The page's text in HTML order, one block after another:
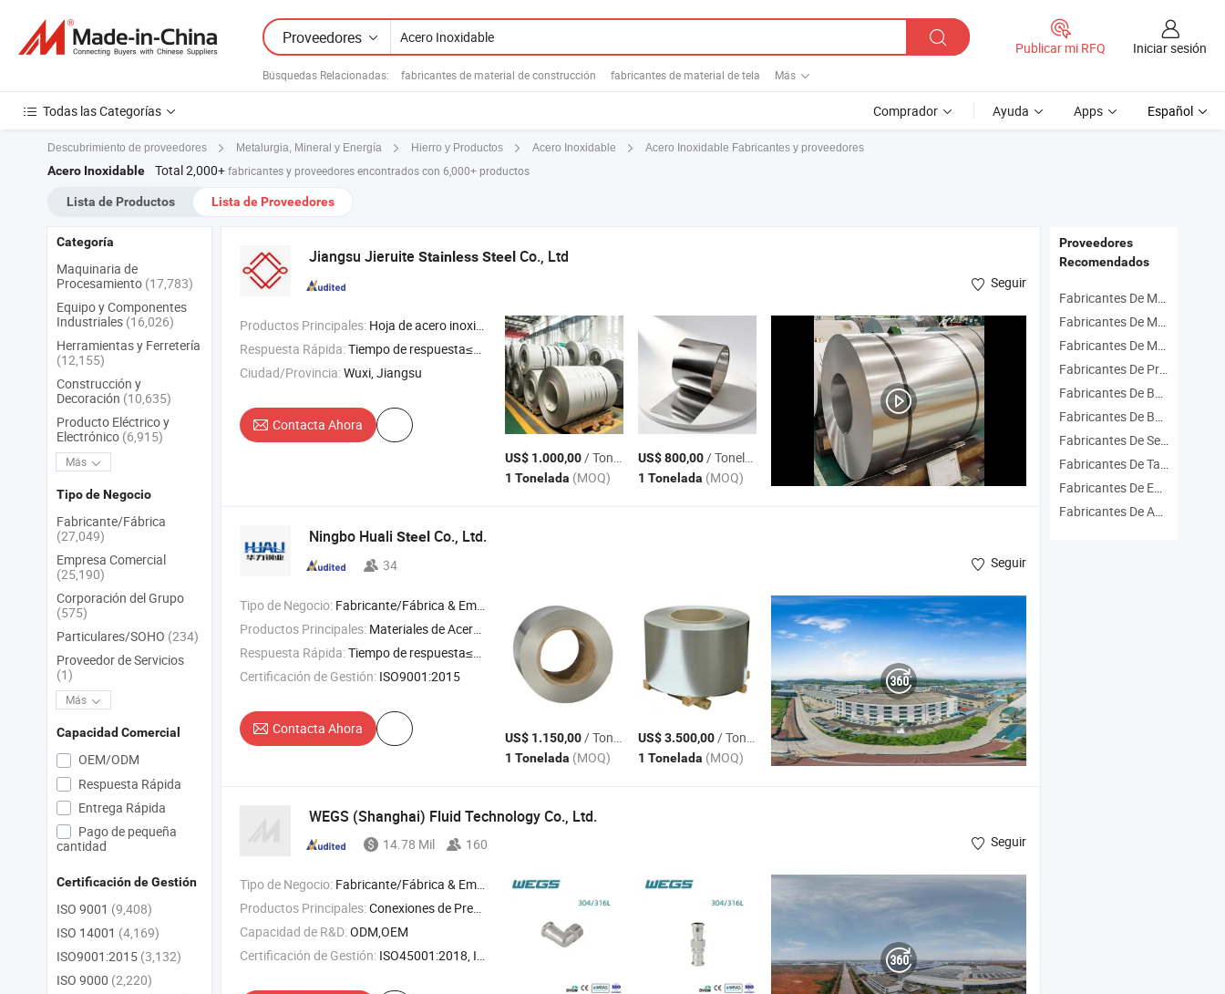
Proveedores
Búsquedas Relacionadas: fabricantes de material de construcción fabricantes de material de tela Más
Publicar mi RFQ Iniciar sesión
Todas las Categorías Comprador Ayuda Apps Español
Descubrimiento de proveedores Metalurgia, Mineral y Energía Hierro y Productos Acero Inoxidable Acero Inoxidable Fabricantes y proveedores
Acero Inoxidable Total 2,000+fabricantes y proveedores encontrados con 6,000+ productos
Lista de Productos Lista de Proveedores
Jiangsu Jieruite Stainless Steel Co., Ltd
Seguir
Productos Principales: Hoja de acero inoxidable , bobina de acero inoxidable , tubo de acero inoxidable , hoja de aluminio , bobina de aluminio
Respuesta Rápida:Tiempo de respuesta≤3h
Ciudad/Provincia:Wuxi, Jiangsu
Contacta Ahora
US$ 1.000,00/ Tonelada
1 Tonelada (MOQ)
US$ 800,00/ Tonelada
1 Tonelada (MOQ)
Ningbo Huali Steel Co., Ltd.
34 Seguir
Tipo de Negocio: Fabricante/Fábrica & Empresa Comercial
Productos Principales: Materiales de Acero Inoxidable
Respuesta Rápida:Tiempo de respuesta≤3h
Certificación de Gestión: ISO9001:2015
Contacta Ahora
US$ 1.150,00/ Tonelada
1 Tonelada (MOQ)
US$ 3.500,00/ Tonelada
1 Tonelada (MOQ)
WEGS (Shanghai) Fluid Technology Co., Ltd.
14.78 Mil 160 Seguir
Tipo de Negocio: Fabricante/Fábrica & Empresa Comercial
Productos Principales:Conexiones de Prensa , Conexiones de Tubo , Conexiones de Acero Inoxidable , Conexiones de Prensa de Acero Inoxidable , Conexiones de Tubo de Acero Inoxidable
Capacidad de R&D:ODM,OEM
Certificación de Gestión: ISO45001:2018, ISO14001, ISO9001:2015
Categoría
Maquinaria de
Procesamiento (17,783)
Equipo y Componentes
Industriales (16,026)
Herramientas y Ferretería
(12,155)
Construcción y
Decoración (10,635)
Producto Eléctrico y
Electrónico (6,915)
Más
Tipo de Negocio
Fabricante/Fábrica
(27,049)
Empresa Comercial
(25,190)
Corporación del Grupo
(575)
Particulares/SOHO (234)
Proveedor de Servicios
(1)
Más
Capacidad Comercial
OEM/ODM
Respuesta Rápida
Entrega Rápida
Pago de pequeña
cantidad
Certificación de Gestión
ISO 9001 (9,408)
ISO 14001 (4,169)
ISO9001:2015 (3,132)
ISO 9000 (2,220)
Proveedores
Recomendados
Fabricantes De Material Magnético
Fabricantes De Materia Prima Farmacéutica
Fabricantes De Material De Decoración
Fabricantes De Producto De Acero Inoxidable
Fabricantes De Bomba
Fabricantes De Bomba De Agua
Fabricantes De Secador De Aire
Fabricantes De Taza De Vacío
Fabricantes De Equipo De Hotel
Fabricantes De Acero Inoxidable